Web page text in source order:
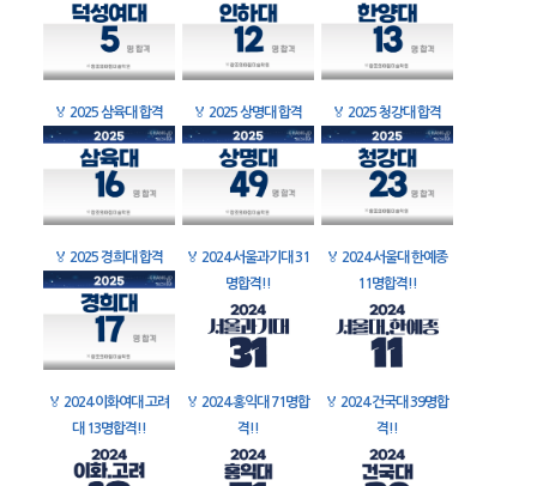
🏅 2025 삼육대 합격 🏅 2025 상명대 합격 🏅 2025 청강대 합격
🏅 2025 경희대 합격 🏅 2024 서울과기대 31
명합격!!
🏅 2024 서울대 한예종
11명합격!!
🏅 2024 이화여대 고려
대 13명합격!!
🏅 2024 홍익대 71명합
격!!
🏅 2024 건국대 39명합
격!!